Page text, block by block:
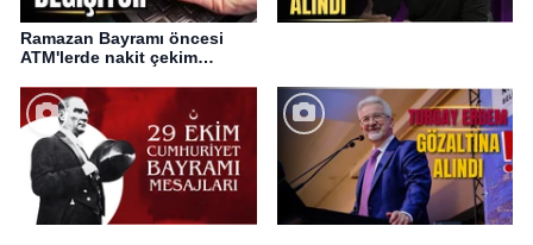
Ramazan Bayramı öncesi
ATM'lerde nakit çekim